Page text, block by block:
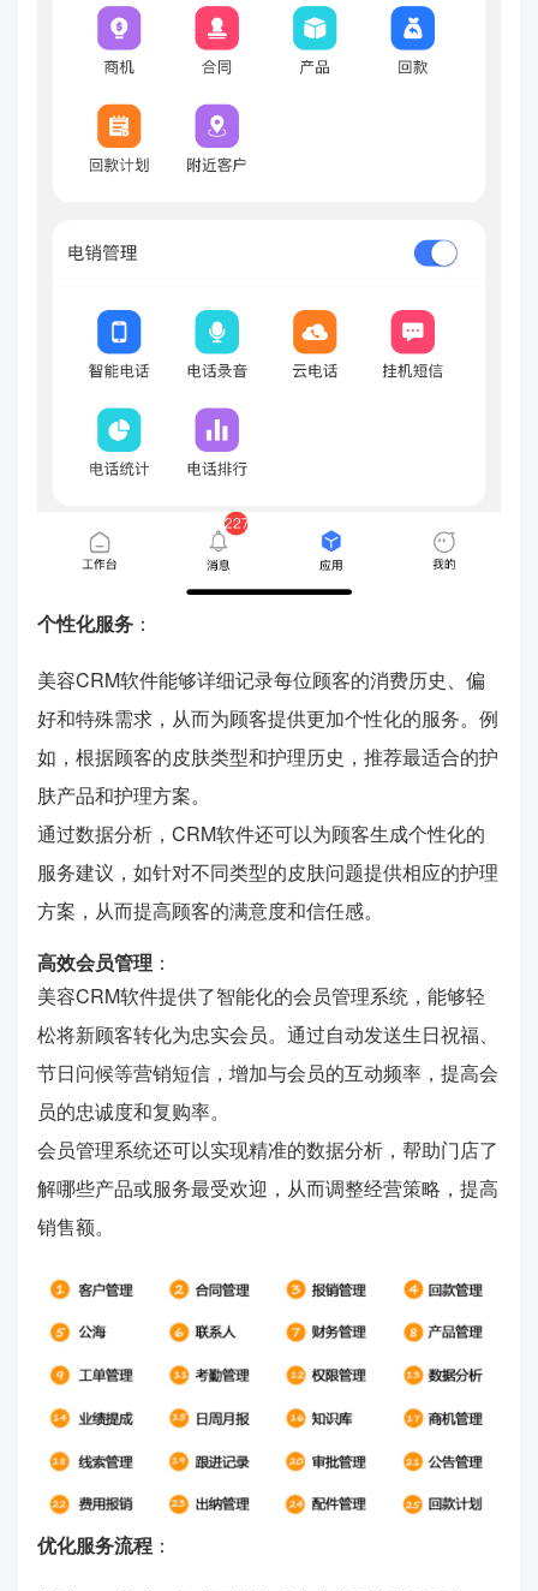
个性化服务 ：
美容CRM软件能够详细记录每位顾客的消费历史、偏
好和特殊需求，从而为顾客提供更加个性化的服务。例
如，根据顾客的皮肤类型和护理历史，推荐最适合的护
肤产品和护理方案。
通过数据分析，CRM软件还可以为顾客生成个性化的
服务建议，如针对不同类型的皮肤问题提供相应的护理
方案，从而提高顾客的满意度和信任感。
高效会员管理 ：
美容CRM软件提供了智能化的会员管理系统，能够轻
松将新顾客转化为忠实会员。通过自动发送生日祝福、
节日问候等营销短信，增加与会员的互动频率，提高会
员的忠诚度和复购率。
会员管理系统还可以实现精准的数据分析，帮助门店了
解哪些产品或服务最受欢迎，从而调整经营策略，提高
销售额。
优化服务流程 ：